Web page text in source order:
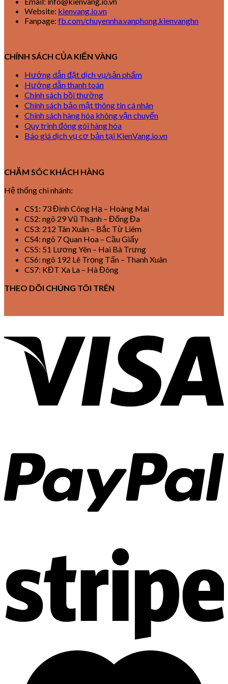
Website: kienvang.io.vn
Fanpage: fb.com/chuyennha.vanphong.kienvanghn
CHÍNH SÁCH CỦA KIẾN VÀNG
Hướng dẫn đặt dịch vụ/sản phẩm
Hướng dẫn thanh toán
Chính sách bồi thường
Chính sách bảo mật thông tin cá nhân
Chính sách hàng hóa không vận chuyển
Quy trình đóng gói hàng hóa
Báo giá dịch vụ cơ bản tại KienVang.io.vn
CHĂM SÓC KHÁCH HÀNG
Hệ thống chi nhánh:
CS1: 73 Định Công Hạ – Hoàng Mai
CS2: ngõ 29 Vũ Thạnh – Đống Đa
CS3: 212 Tân Xuân – Bắc Từ Liêm
CS4: ngõ 7 Quan Hoa – Cầu Giấy
CS5: 51 Lương Yên – Hai Bà Trưng
CS6: ngõ 192 Lê Trọng Tấn – Thanh Xuân
CS7: KĐT Xa La – Hà Đông
THEO DÕI CHÚNG TÔI TRÊN